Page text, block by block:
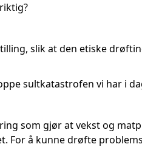
slik at den etiske
sultkatastrofen vi har i
som gjør at vekst og
For å kunne drøfte